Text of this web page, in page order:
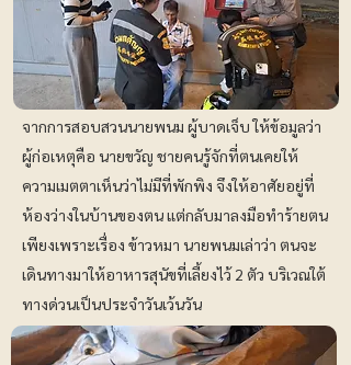
จากการสอบสวนนายพนม ผู้บาดเจ็บ ให้ข้อมูลว่า
ผู้ก่อเหตุคือ นายขวัญ ชายคนรู้จักที่ตนเคยให้
ความเมตตาเห็นว่าไม่มีที่พักพิง จึงให้อาศัยอยู่ที่
ห้องว่างในบ้านของตน แต่กลับมาลงมือทำร้ายตน
เพียงเพราะเรื่อง ข้าวหมา นายพนมเล่าว่า ตนจะ
เดินทางมาให้อาหารสุนัขที่เลี้ยงไว้ 2 ตัว บริเวณใต้
ทางด่วนเป็นประจำวันเว้นวัน